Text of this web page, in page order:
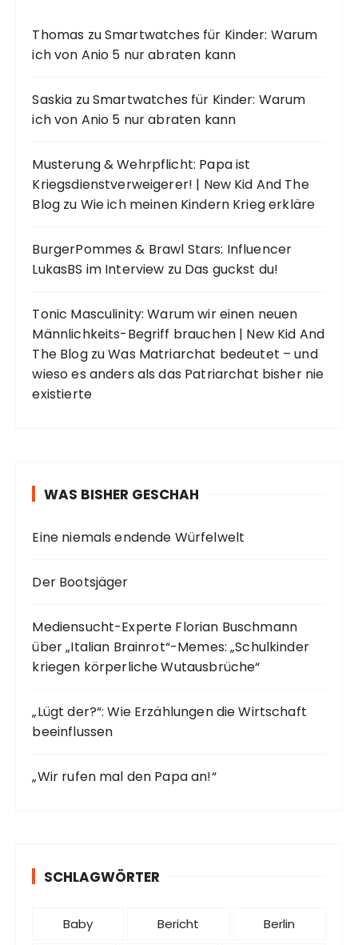
Thomas zuSmartwatches für Kinder: Warum
ich von Anio 5 nur abraten kann
Saskia zuSmartwatches für Kinder: Warum
ich von Anio 5 nur abraten kann
Musterung & Wehrpflicht: Papa ist
Kriegsdienstverweigerer! | New Kid And The
Blog zu Wie ich meinen Kindern Krieg erkläre
BurgerPommes & Brawl Stars: Influencer
LukasBS im Interview zu Das guckst du!
Tonic Masculinity: Warum wir einen neuen
Männlichkeits-Begriff brauchen | New Kid And
The BlogzuWas Matriarchat bedeutet – und
wieso es anders als das Patriarchat bisher nie
existierte
WAS BISHER GESCHAH
Eine niemals endende Würfelwelt
Der Bootsjäger
Mediensucht-Experte Florian Buschmann
über „Italian Brainrot“-Memes: „Schulkinder
kriegen körperliche Wutausbrüche“
„Lügt der?“: Wie Erzählungen die Wirtschaft
beeinflussen
„Wir rufen mal den Papa an!“
SCHLAGWÖRTER
Baby Bericht Berlin